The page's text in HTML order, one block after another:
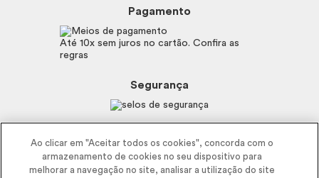
Código de defesa do consumidor
Trabalhe com a gente
Recomendações Covid19
Fale Conosco
E-mail
Pagamento
Até 10x sem juros no cartão. Confira as
regras
Segurança
Ao clicar em "Aceitar todos os cookies", concorda com o
armazenamento de cookies no seu dispositivo para
melhorar a navegação no site, analisar a utilização do site